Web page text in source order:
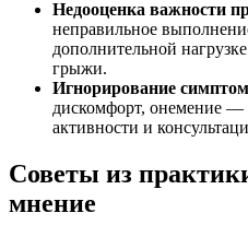
Недооценка важности
неправильное
дополнительной
грыжи.
Игнорирование
дискомфорт, онемение
активности и
Советы из
мнение